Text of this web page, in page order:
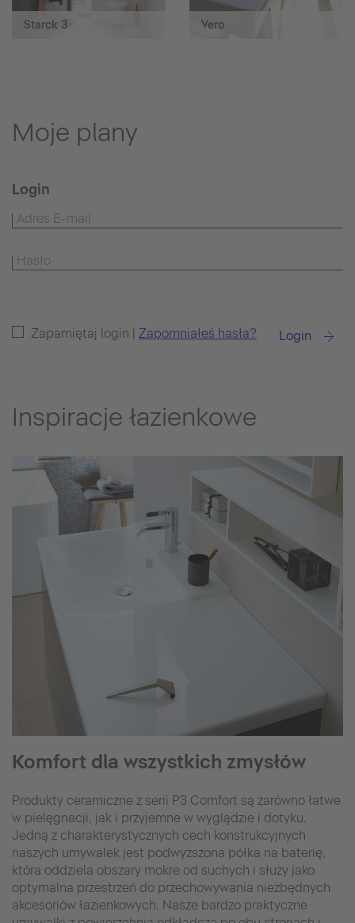
Starck 3 Vero
Moje plany
Login
Zapamiętaj login | Zapomniałeś hasła? Login
Inspiracje łazienkowe
Komfort dla wszystkich zmysłów
Produkty ceramiczne z serii P3 Comfort są zarówno łatwe
w pielęgnacji, jak i przyjemne w wyglądzie i dotyku.
Jedną z charakterystycznych cech konstrukcyjnych
naszych umywalek jest podwyższona półka na baterię,
która oddziela obszary mokre od suchych i służy jako
optymalna przestrzeń do przechowywania niezbędnych
akcesoriów łazienkowych. Nasze bardzo praktyczne